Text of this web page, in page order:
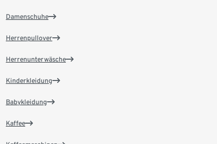
Damenschuhe
Herrenpullover
Herrenunterwäsche
Kinderkleidung
Babykleidung
Kaffee